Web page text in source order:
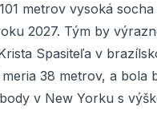
metrov vysoká
2027. Tým by
Spasiteľa v
38 metrov, a bola
v New Yorku s